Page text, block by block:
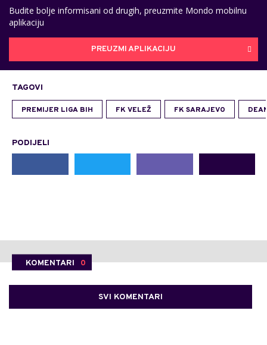
Budite bolje informisani od drugih, preuzmite Mondo mobilnu
aplikaciju
PREUZMI APLIKACIJU
TAGOVI
PREMIJER LIGA BIH FK VELEŽ FK SARAJEVO
PODIJELI
KOMENTARI 0
SVI KOMENTARI